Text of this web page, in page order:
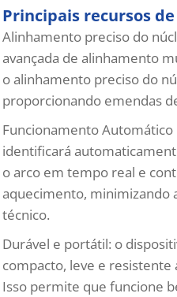
Principais recursos
Alinhamento preciso do
avançada de alinhamento
o alinhamento preciso do
proporcionando emendas
Funcionamento
identificará
o arco em tempo real e
aquecimento, minimizando
técnico.
Durável e portátil: o
compacto, leve e resistente
Isso permite que funcione